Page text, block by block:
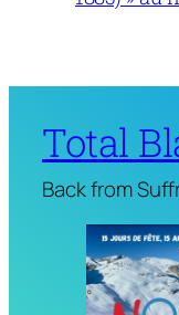
Total
Back from